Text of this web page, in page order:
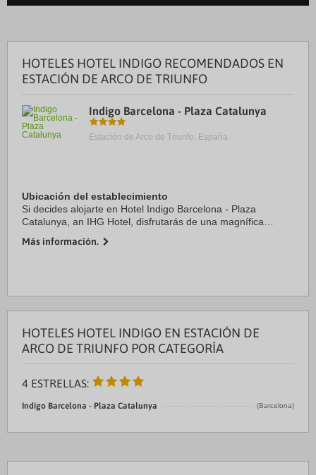
HOTELES HOTEL INDIGO RECOMENDADOS EN
ESTACIÓN DE ARCO DE TRIUNFO
Indigo Barcelona - Plaza Catalunya
Estación de Arco de Triunfo, España.
Ubicación del establecimiento
Si decides alojarte en Hotel Indigo Barcelona - Plaza
Catalunya, an IHG Hotel, disfrutarás de una magnífica
a pie de Plaza de Catalunya y La ...
Más información.
HOTELES HOTEL INDIGO EN ESTACIÓN DE
ARCO DE TRIUNFO POR CATEGORÍA
4 ESTRELLAS:
Indigo Barcelona - Plaza Catalunya (Barcelona)